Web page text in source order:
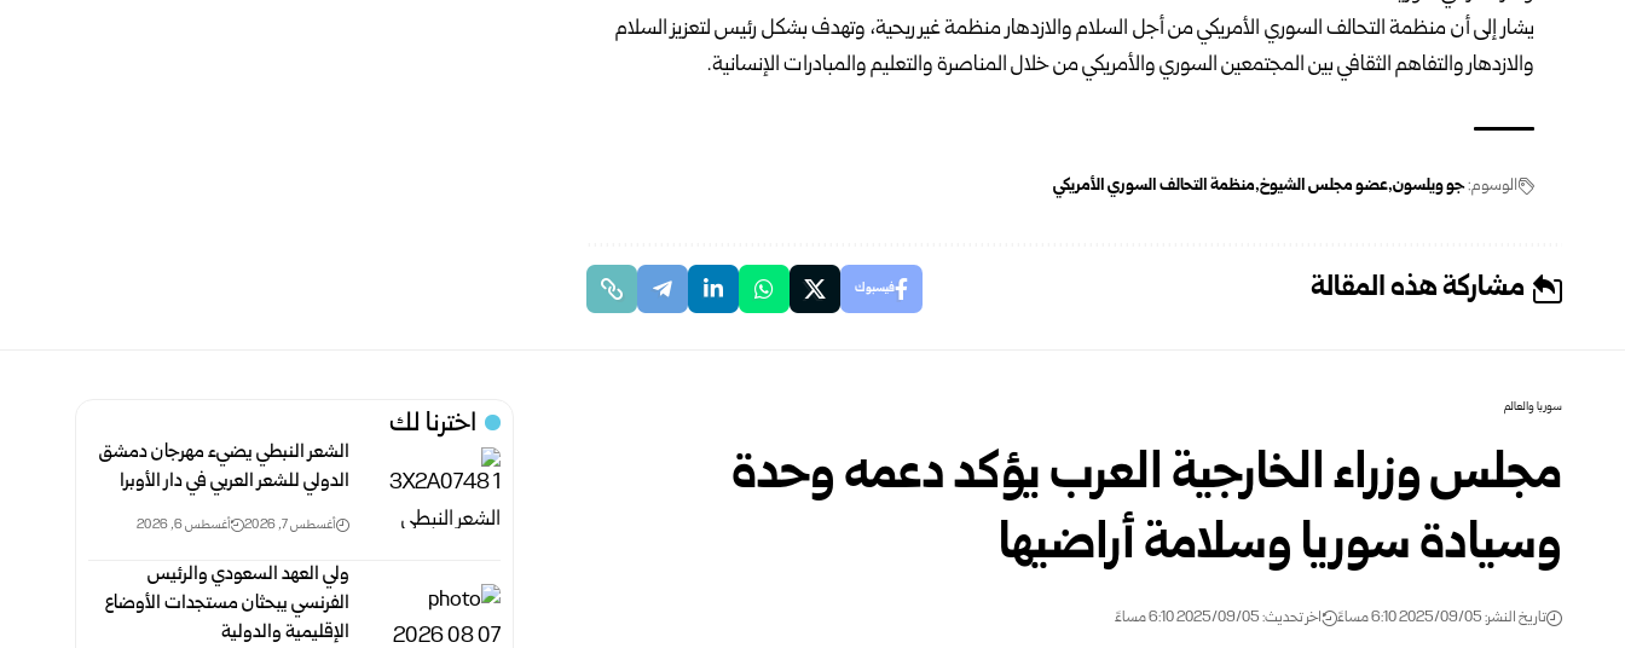
يشار إلى أن منظمة التحالف السوري الأمريكي من أجل السلام والازدهار منظمة غير ربحية، وتهدف بشكل رئيس لتعزيز السلام
والازدهار والتفاهم الثقافي بين المجتمعين السوري والأمريكي من خلال المناصرة والتعليم والمبادرات الإنسانية.
الوسوم:جو ويلسون عضو مجلس الشيوخ منظمة التحالف السوري الأمريكي
مشاركة هذه المقالة فيسبوك
سوريا والعالم
مجلس وزراء الخارجية العرب يؤكد دعمه وحدة
وسيادة سوريا وسلامة أراضيها
تاريخ النشر: 2025/09/05 6:10 مساءً اخر تحديث: 2025/09/05 6:10 مساءً
اخترنا لك
الشعر النبطي يضيء مهرجان دمشق
الدولي للشعر العربي في دار الأوبرا
أغسطس 7, 2026 أغسطس 6, 2026
ولي العهد السعودي والرئيس
الفرنسي يبحثان مستجدات الأوضاع
الإقليمية والدولية